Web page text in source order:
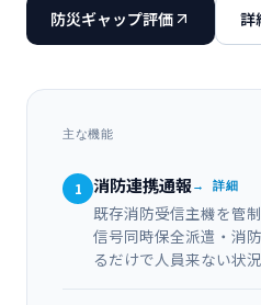
防災ギャップ評価 詳
主な機能
1 消防連携通報 → 詳細
既存消防受信主機を管
信号同時保全派遣・消
るだけで人員来ない状況